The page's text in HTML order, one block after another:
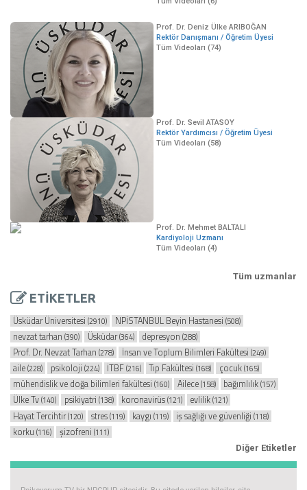
Prof. Dr. Deniz Ülke ARIBOĞAN
Rektör Danışmanı / Öğretim Üyesi
Tüm Videoları (74)
Prof. Dr. Sevil ATASOY
Rektör Yardımcısı / Öğretim Üyesi
Tüm Videoları (58)
Prof. Dr. Mehmet BALTALI
Kardiyoloji Uzmanı
Tüm Videoları (4)
Tüm uzmanlar
ETİKETLER
Üsküdar Üniversitesi(2910) NPİSTANBUL Beyin Hastanesi (508)
nevzat tarhan(390) Üsküdar(364) depresyon (288)
Prof. Dr. Nevzat Tarhan(278) İnsan ve Toplum Bilimleri Fakültesi (249)
aile(228) psikoloji (224) İTBF(216) Tıp Fakültesi(168) çocuk(165)
mühendislik ve doğa bilimleri fakültesi(160) Ailece(158) bağımlılık(157)
Ülke Tv(140) psikiyatri (138) koronavirüs(121) evlilik(121)
Hayat Tercihtir(120) stres(119) kaygı (119) iş sağlığı ve güvenliği(118)
korku(116) şizofreni (111)
Diğer Etiketler